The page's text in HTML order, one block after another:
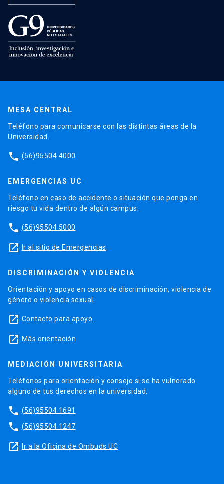
MESA CENTRAL
Teléfono para comunicarse con las distintas áreas de la
Universidad.
phone (56)95504 4000
EMERGENCIAS UC
Teléfono en caso de accidente o situación que ponga en
riesgo tu vida dentro de algún campus.
phone (56)95504 5000
launch Ir al sitio de Emergencias
DISCRIMINACIÓN Y VIOLENCIA
Orientación y apoyo en casos de discriminación, violencia de
género o violencia sexual.
launch Contacto para apoyo
launch Más orientación
MEDIACIÓN UNIVERSITARIA
Teléfonos para orientación y consejo si se ha vulnerado
alguno de tus derechos en la universidad.
phone (56)95504 1691
phone (56)95504 1247
launch Ir a la Oficina de Ombuds UC